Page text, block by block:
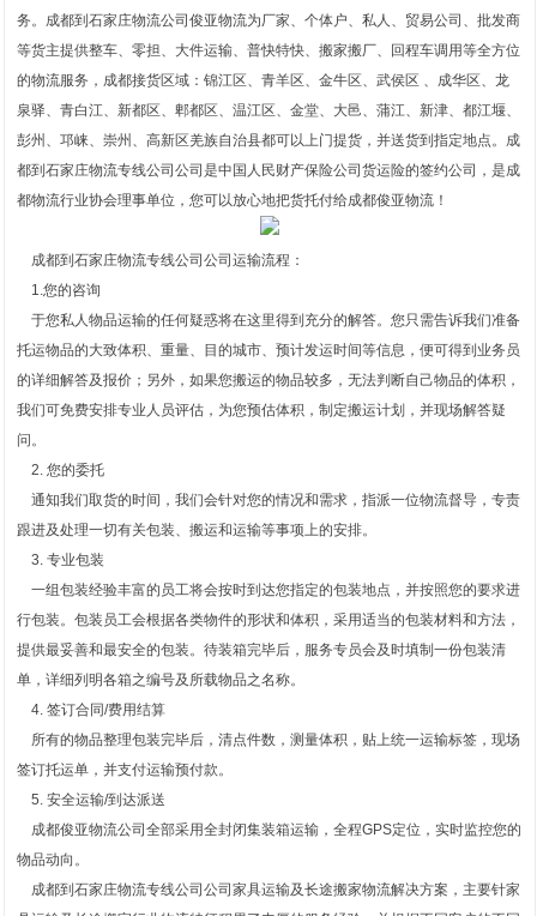
务。成都到石家庄物流公司俊亚物流为厂家、个体户、私人、贸易公司、批发商
等货主提供整车、零担、大件运输、普快特快、搬家搬厂、回程车调用等全方位
的物流服务，成都接货区域：锦江区、青羊区、金牛区、武侯区 、成华区、龙
泉驿、青白江、新都区、郫都区、温江区、金堂、大邑、蒲江、新津、都江堰、
彭州、邛崃、崇州、高新区羌族自治县都可以上门提货，并送货到指定地点。成
都到石家庄物流专线公司公司是中国人民财产保险公司货运险的签约公司，是成
都物流行业协会理事单位，您可以放心地把货托付给成都俊亚物流！
成都到石家庄物流专线公司公司运输流程：
1.您的咨询
于您私人物品运输的任何疑惑将在这里得到充分的解答。您只需告诉我们准备
托运物品的大致体积、重量、目的城市、预计发运时间等信息，便可得到业务员
的详细解答及报价；另外，如果您搬运的物品较多，无法判断自己物品的体积，
我们可免费安排专业人员评估，为您预估体积，制定搬运计划，并现场解答疑
问。
2. 您的委托
通知我们取货的时间，我们会针对您的情况和需求，指派一位物流督导，专责
跟进及处理一切有关包装、搬运和运输等事项上的安排。
3. 专业包装
一组包装经验丰富的员工将会按时到达您指定的包装地点，并按照您的要求进
行包装。包装员工会根据各类物件的形状和体积，采用适当的包装材料和方法，
提供最妥善和最安全的包装。待装箱完毕后，服务专员会及时填制一份包装清
单，详细列明各箱之编号及所载物品之名称。
4. 签订合同/费用结算
所有的物品整理包装完毕后，清点件数，测量体积，贴上统一运输标签，现场
签订托运单，并支付运输预付款。
5. 安全运输/到达派送
成都俊亚物流公司全部采用全封闭集装箱运输，全程GPS定位，实时监控您的
物品动向。
成都到石家庄物流专线公司公司家具运输及长途搬家物流解决方案，主要针家